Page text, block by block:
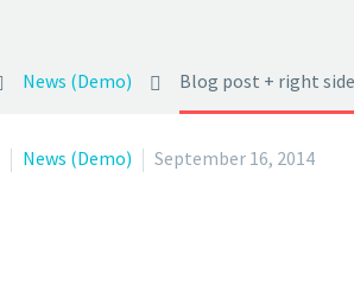
News (Demo) Blog post + right
News (Demo) September 16, 2014